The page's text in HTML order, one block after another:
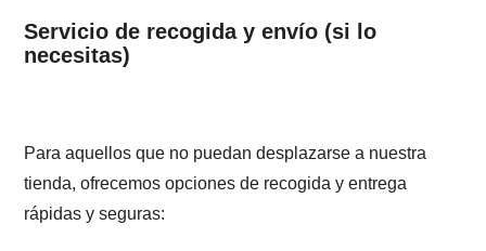
Servicio de recogida y envío (si lo
necesitas)
Para aquellos que no puedan desplazarse a nuestra
tienda, ofrecemos opciones de recogida y entrega
rápidas y seguras: